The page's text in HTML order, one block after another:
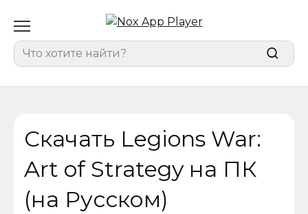
содержанию
for:
Скачать Legions War:
Art of Strategy на ПК
(на Русском)